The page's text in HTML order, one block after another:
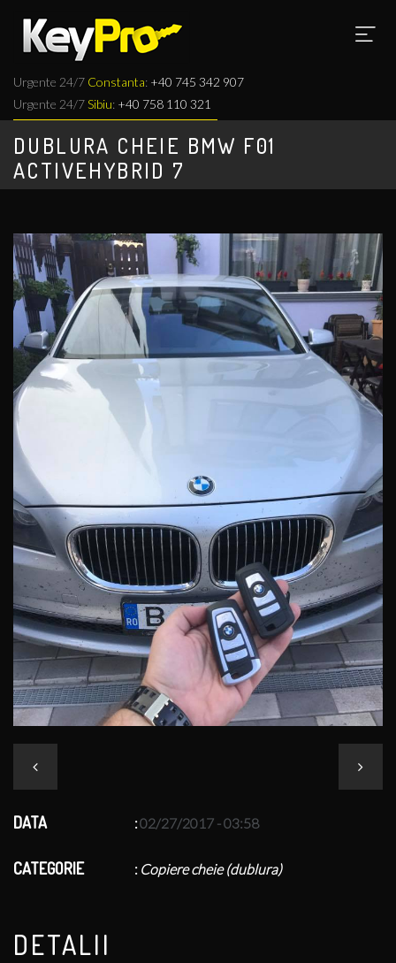
main
content
Urgente 24/7 Constanta: +40 745 342 907
Urgente 24/7Sibiu: +40 758 110 321
DUBLURA CHEIE BMW F01
ACTIVEHYBRID 7
DATA 02/27/2017 - 03:58
CATEGORIE Copiere cheie (dublura)
DETALII